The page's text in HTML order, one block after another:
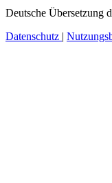
Deutsche Übersetzung
Datenschutz |